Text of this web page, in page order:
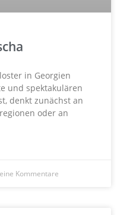
in Georgien
und spektakulären
denkt zunächst an
oder an
Kommentare